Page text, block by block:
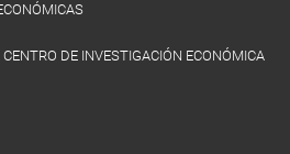
DE INVESTIGACIÓN ECONÓMICA